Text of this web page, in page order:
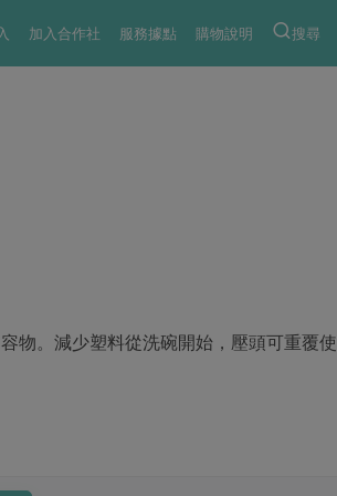
加入合作社 服務據點 購物說明 搜尋
物。減少塑料從洗碗開始，壓頭可重覆使